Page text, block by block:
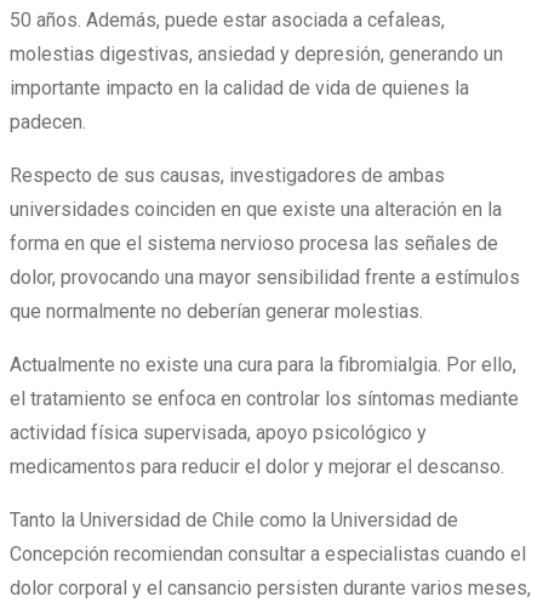
50 años. Además, puede estar asociada a cefaleas,
molestias digestivas, ansiedad y depresión, generando un
importante impacto en la calidad de vida de quienes la
padecen.
Respecto de sus causas, investigadores de ambas
universidades coinciden en que existe una alteración en la
forma en que el sistema nervioso procesa las señales de
dolor, provocando una mayor sensibilidad frente a estímulos
que normalmente no deberían generar molestias.
Actualmente no existe una cura para la fibromialgia. Por ello,
el tratamiento se enfoca en controlar los síntomas mediante
actividad física supervisada, apoyo psicológico y
medicamentos para reducir el dolor y mejorar el descanso.
Tanto la Universidad de Chile como la Universidad de
Concepción recomiendan consultar a especialistas cuando el
dolor corporal y el cansancio persisten durante varios meses,